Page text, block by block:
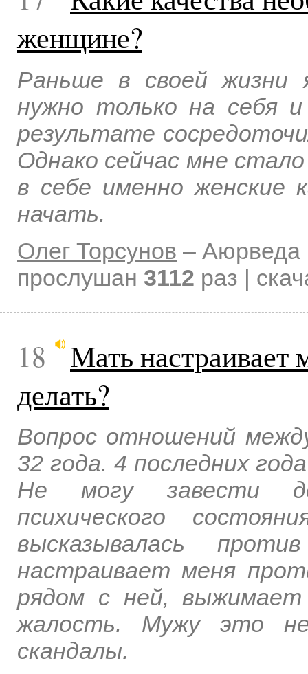
женщине?
Раньше в своей жизни
нужно только на себя
результате
Однако сейчас мне
в себе именно женские
начать.
Олег Торсунов – Аюрведа
прослушан 3112 раз |
18
Мать настраивает
делать?
Вопрос отношений
32 года. 4 последних
Не могу завести
психического
высказывалась
настраивает меня
рядом с ней,
жалость. Мужу это
скандалы.